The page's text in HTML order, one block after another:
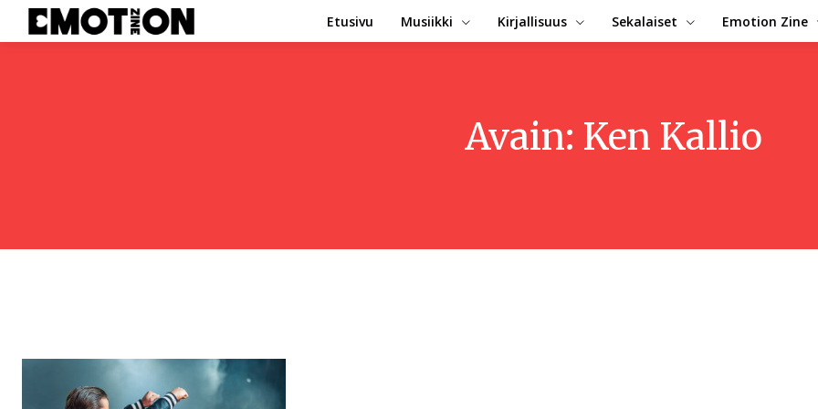
Etusivu Musiikki Kirjallisuus Sekalaiset Emotion Zine
Avain: Ken Kallio